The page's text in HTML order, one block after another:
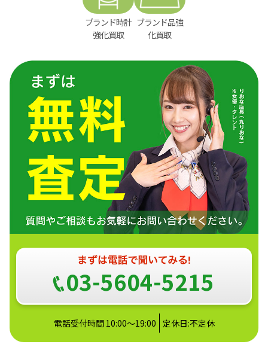
ブランド時計
強化買取
ブランド品強
化買取
03-5604-5215
電話受付時間 10:00～19:00 定休日:不定休